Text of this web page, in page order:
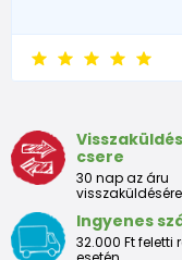
csere
30 nap az áru
visszaküldésére
Ingyenes
32.000 Ft feletti